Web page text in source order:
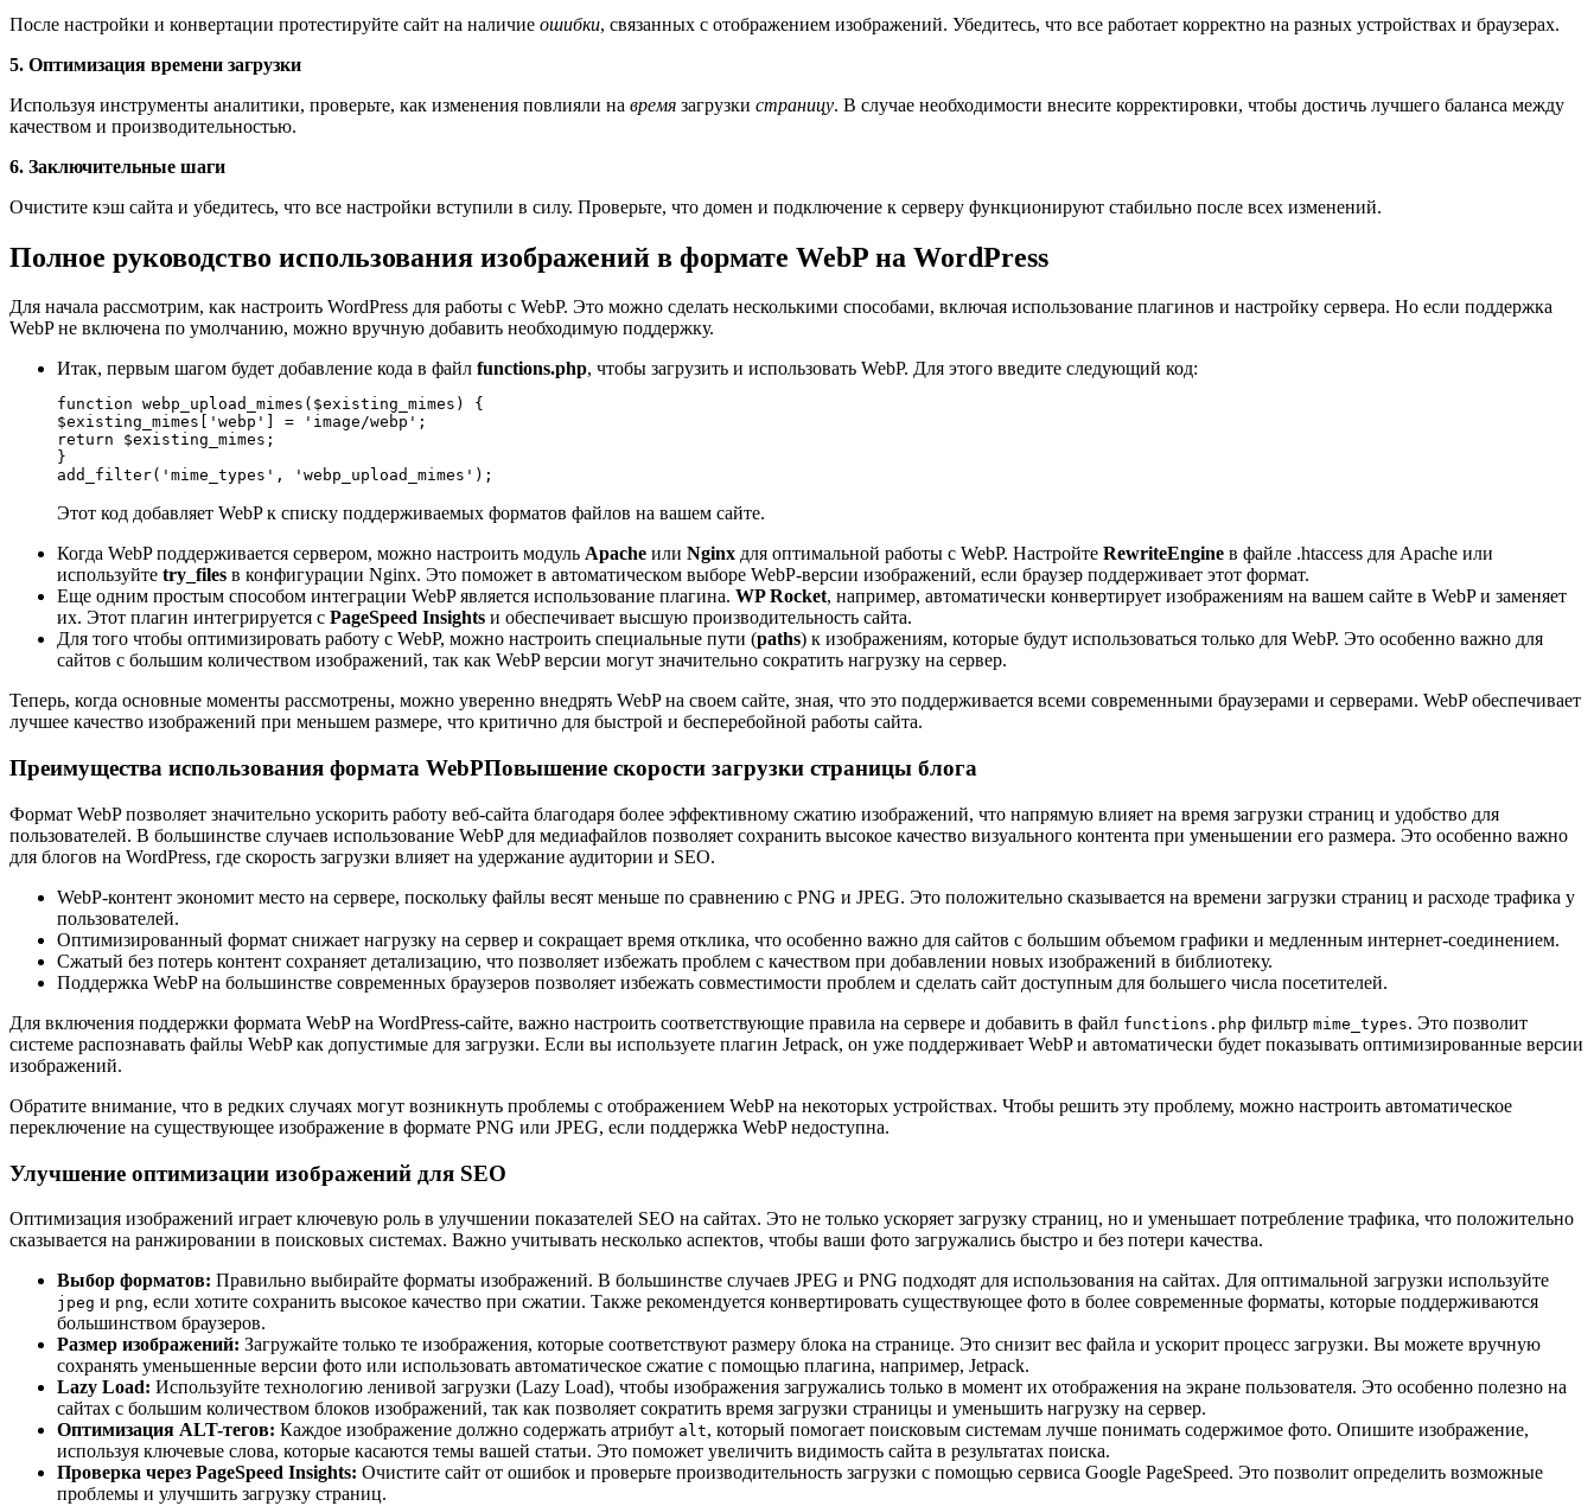
После настройки и конвертации протестируйте сайт на наличие ошибки, связанных с отображением изображений. Убедитесь, что все работает корректно на разных устройствах и браузерах.
5. Оптимизация времени загрузки
Используя инструменты аналитики, проверьте, как изменения повлияли на время загрузки страницу. В случае необходимости внесите корректировки, чтобы достичь лучшего баланса между
качеством и производительностью.
6. Заключительные шаги
Очистите кэш сайта и убедитесь, что все настройки вступили в силу. Проверьте, что домен и подключение к серверу функционируют стабильно после всех изменений.
Полное руководство использования изображений в формате WebP на WordPress
Для начала рассмотрим, как настроить WordPress для работы с WebP. Это можно сделать несколькими способами, включая использование плагинов и настройку сервера. Но если поддержка
WebP не включена по умолчанию, можно вручную добавить необходимую поддержку.
Итак, первым шагом будет добавление кода в файл functions.php, чтобы загрузить и использовать WebP. Для этого введите следующий код:
function webp_upload_mimes($existing_mimes) {
$existing_mimes['webp'] = 'image/webp';
return $existing_mimes;
}
add_filter('mime_types', 'webp_upload_mimes');
Этот код добавляет WebP к списку поддерживаемых форматов файлов на вашем сайте.
Когда WebP поддерживается сервером, можно настроить модуль Apache или Nginx для оптимальной работы с WebP. Настройте RewriteEngine в файле .htaccess для Apache или
используйте try_files в конфигурации Nginx. Это поможет в автоматическом выборе WebP-версии изображений, если браузер поддерживает этот формат.
Еще одним простым способом интеграции WebP является использование плагина. WP Rocket, например, автоматически конвертирует изображениям на вашем сайте в WebP и заменяет
их. Этот плагин интегрируется с PageSpeed Insights и обеспечивает высшую производительность сайта.
Для того чтобы оптимизировать работу с WebP, можно настроить специальные пути (paths) к изображениям, которые будут использоваться только для WebP. Это особенно важно для
сайтов с большим количеством изображений, так как WebP версии могут значительно сократить нагрузку на сервер.
Теперь, когда основные моменты рассмотрены, можно уверенно внедрять WebP на своем сайте, зная, что это поддерживается всеми современными браузерами и серверами. WebP обеспечивает
лучшее качество изображений при меньшем размере, что критично для быстрой и бесперебойной работы сайта.
Преимущества использования формата WebPПовышение скорости загрузки страницы блога
Формат WebP позволяет значительно ускорить работу веб-сайта благодаря более эффективному сжатию изображений, что напрямую влияет на время загрузки страниц и удобство для
пользователей. В большинстве случаев использование WebP для медиафайлов позволяет сохранить высокое качество визуального контента при уменьшении его размера. Это особенно важно
для блогов на WordPress, где скорость загрузки влияет на удержание аудитории и SEO.
WebP-контент экономит место на сервере, поскольку файлы весят меньше по сравнению с PNG и JPEG. Это положительно сказывается на времени загрузки страниц и расходе трафика у
пользователей.
Оптимизированный формат снижает нагрузку на сервер и сокращает время отклика, что особенно важно для сайтов с большим объемом графики и медленным интернет-соединением.
Сжатый без потерь контент сохраняет детализацию, что позволяет избежать проблем с качеством при добавлении новых изображений в библиотеку.
Поддержка WebP на большинстве современных браузеров позволяет избежать совместимости проблем и сделать сайт доступным для большего числа посетителей.
Для включения поддержки формата WebP на WordPress-сайте, важно настроить соответствующие правила на сервере и добавить в файл functions.php фильтр mime_types. Это позволит
системе распознавать файлы WebP как допустимые для загрузки. Если вы используете плагин Jetpack, он уже поддерживает WebP и автоматически будет показывать оптимизированные версии
изображений.
Обратите внимание, что в редких случаях могут возникнуть проблемы с отображением WebP на некоторых устройствах. Чтобы решить эту проблему, можно настроить автоматическое
переключение на существующее изображение в формате PNG или JPEG, если поддержка WebP недоступна.
Улучшение оптимизации изображений для SEO
Оптимизация изображений играет ключевую роль в улучшении показателей SEO на сайтах. Это не только ускоряет загрузку страниц, но и уменьшает потребление трафика, что положительно
сказывается на ранжировании в поисковых системах. Важно учитывать несколько аспектов, чтобы ваши фото загружались быстро и без потери качества.
Выбор форматов: Правильно выбирайте форматы изображений. В большинстве случаев JPEG и PNG подходят для использования на сайтах. Для оптимальной загрузки используйте
jpeg и png, если хотите сохранить высокое качество при сжатии. Также рекомендуется конвертировать существующее фото в более современные форматы, которые поддерживаются
большинством браузеров.
Размер изображений: Загружайте только те изображения, которые соответствуют размеру блока на странице. Это снизит вес файла и ускорит процесс загрузки. Вы можете вручную
сохранять уменьшенные версии фото или использовать автоматическое сжатие с помощью плагина, например, Jetpack.
Lazy Load: Используйте технологию ленивой загрузки (Lazy Load), чтобы изображения загружались только в момент их отображения на экране пользователя. Это особенно полезно на
сайтах с большим количеством блоков изображений, так как позволяет сократить время загрузки страницы и уменьшить нагрузку на сервер.
Оптимизация ALT-тегов: Каждое изображение должно содержать атрибут alt, который помогает поисковым системам лучше понимать содержимое фото. Опишите изображение,
используя ключевые слова, которые касаются темы вашей статьи. Это поможет увеличить видимость сайта в результатах поиска.
Проверка через PageSpeed Insights: Очистите сайт от ошибок и проверьте производительность загрузки с помощью сервиса Google PageSpeed. Это позволит определить возможные
проблемы и улучшить загрузку страниц.